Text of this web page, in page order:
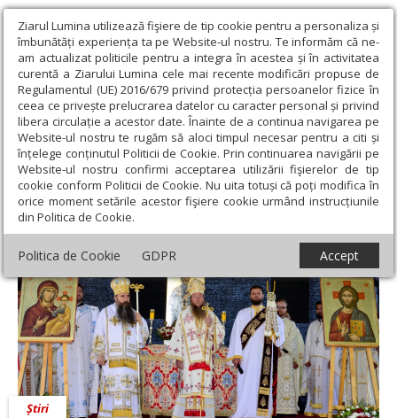
Ziarul Lumina utilizează fişiere de tip cookie pentru a personaliza și
îmbunătăți experiența ta pe Website-ul nostru. Te informăm că ne-
am actualizat politicile pentru a integra în acestea și în activitatea
curentă a Ziarului Lumina cele mai recente modificări propuse de
Regulamentul (UE) 2016/679 privind protecția persoanelor fizice în
ceea ce privește prelucrarea datelor cu caracter personal și privind
libera circulație a acestor date. Înainte de a continua navigarea pe
Website-ul nostru te rugăm să aloci timpul necesar pentru a citi și
înțelege conținutul Politicii de Cookie. Prin continuarea navigării pe
Website-ul nostru confirmi acceptarea utilizării fişierelor de tip
cookie conform Politicii de Cookie. Nu uita totuși că poți modifica în
orice moment setările acestor fişiere cookie urmând instrucțiunile
din Politica de Cookie.
Politica de Cookie GDPR Accept
Ziarul Lumina › Actualitate religioasă › Știri › Primul hram al
Mănăstirii „Sfântul Alexandru” – Catedrală Episcopală
Primul hram al Mănăstirii „Sfântul
Alexandru” – Catedrală Episcopală
Știri